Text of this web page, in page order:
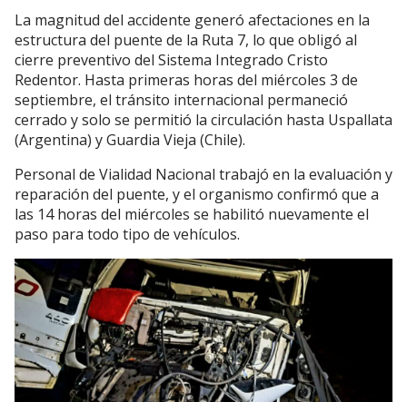
La magnitud del accidente generó afectaciones en la
estructura del puente de la Ruta 7, lo que obligó al
cierre preventivo del Sistema Integrado Cristo
Redentor. Hasta primeras horas del miércoles 3 de
septiembre, el tránsito internacional permaneció
cerrado y solo se permitió la circulación hasta Uspallata
(Argentina) y Guardia Vieja (Chile).
Personal de Vialidad Nacional trabajó en la evaluación y
reparación del puente, y el organismo confirmó que a
las 14 horas del miércoles se habilitó nuevamente el
paso para todo tipo de vehículos.